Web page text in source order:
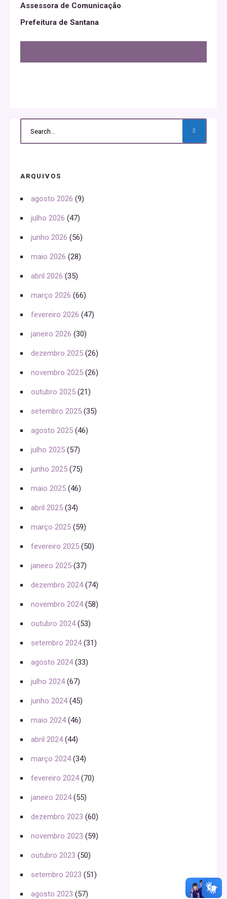
Assessora de Comunicação
Prefeitura de Santana
ARQUIVOS
agosto 2026 (9)
julho 2026 (47)
junho 2026 (56)
maio 2026 (28)
abril 2026 (35)
março 2026 (66)
fevereiro 2026 (47)
janeiro 2026 (30)
dezembro 2025 (26)
novembro 2025 (26)
outubro 2025 (21)
setembro 2025 (35)
agosto 2025 (46)
julho 2025 (57)
junho 2025 (75)
maio 2025 (46)
abril 2025 (34)
março 2025 (59)
fevereiro 2025 (50)
janeiro 2025 (37)
dezembro 2024(74)
novembro 2024(58)
outubro 2024(53)
setembro 2024(31)
agosto 2024(33)
julho 2024(67)
junho 2024(45)
maio 2024(46)
abril 2024(44)
março 2024(34)
fevereiro 2024(70)
janeiro 2024(55)
dezembro 2023 (60)
novembro 2023 (59)
outubro 2023 (50)
setembro 2023 (51)
agosto 2023 (57)